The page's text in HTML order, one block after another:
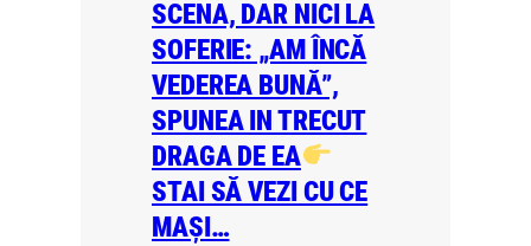
SCENA, DAR NICI LA
SOFERIE: „AM ÎNCĂ
VEDEREA BUNĂ”,
SPUNEA IN TRECUT
DRAGA DE EA
STAI SĂ VEZI CU CE
MAȘI…